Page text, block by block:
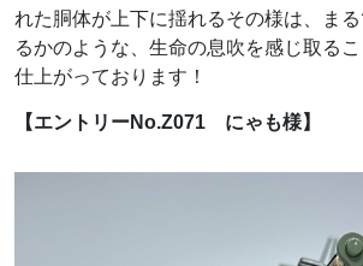
れた胴体が上下に揺れるその様は、ま
るかのような、生命の息吹を感じ取る
仕上がっております！
【エントリーNo.Z071 にゃも様】